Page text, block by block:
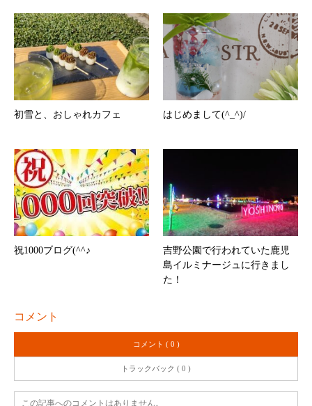
初雪と、おしゃれカフェ はじめまして(^_^)/
祝1000ブログ(^^♪
吉野公園で行われていた鹿児
島イルミナージュに行きまし
た！
コメント
コメント ( 0 )
トラックバック ( 0 )
この記事へのコメントはありません。